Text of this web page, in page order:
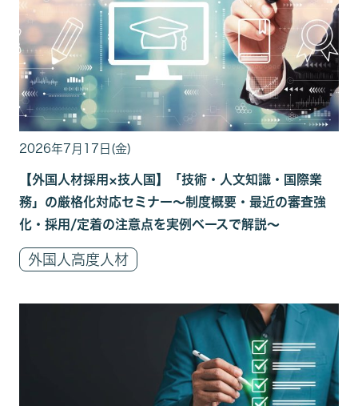
2026年7月17日(金)
【外国人材採用×技人国】「技術・人文知識・国際業
務」の厳格化対応セミナー〜制度概要・最近の審査強
化・採用/定着の注意点を実例ベースで解説〜
外国人高度人材